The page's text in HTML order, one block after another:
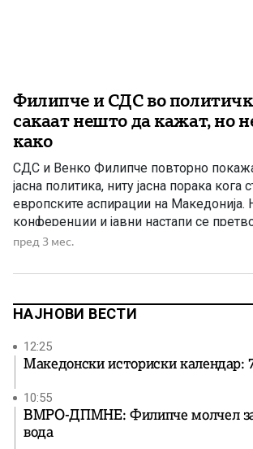
Филипче и СДС во
сакаат нешто да кажат, но
како
СДС и Венко Филипче повторно
јасна политика, ниту јасна порака кога
европските аспирации на Македонија.
конференции и јавни настапи се
политичка конфузија по принципот:
знаат што. Сакаат да испратат порака,
пред 3 мес.
НАЈНОВИ ВЕСТИ
12:25
Македонски историски календар:
10:55
ВМРО-ДПМНЕ: Филипче молчел за
вода